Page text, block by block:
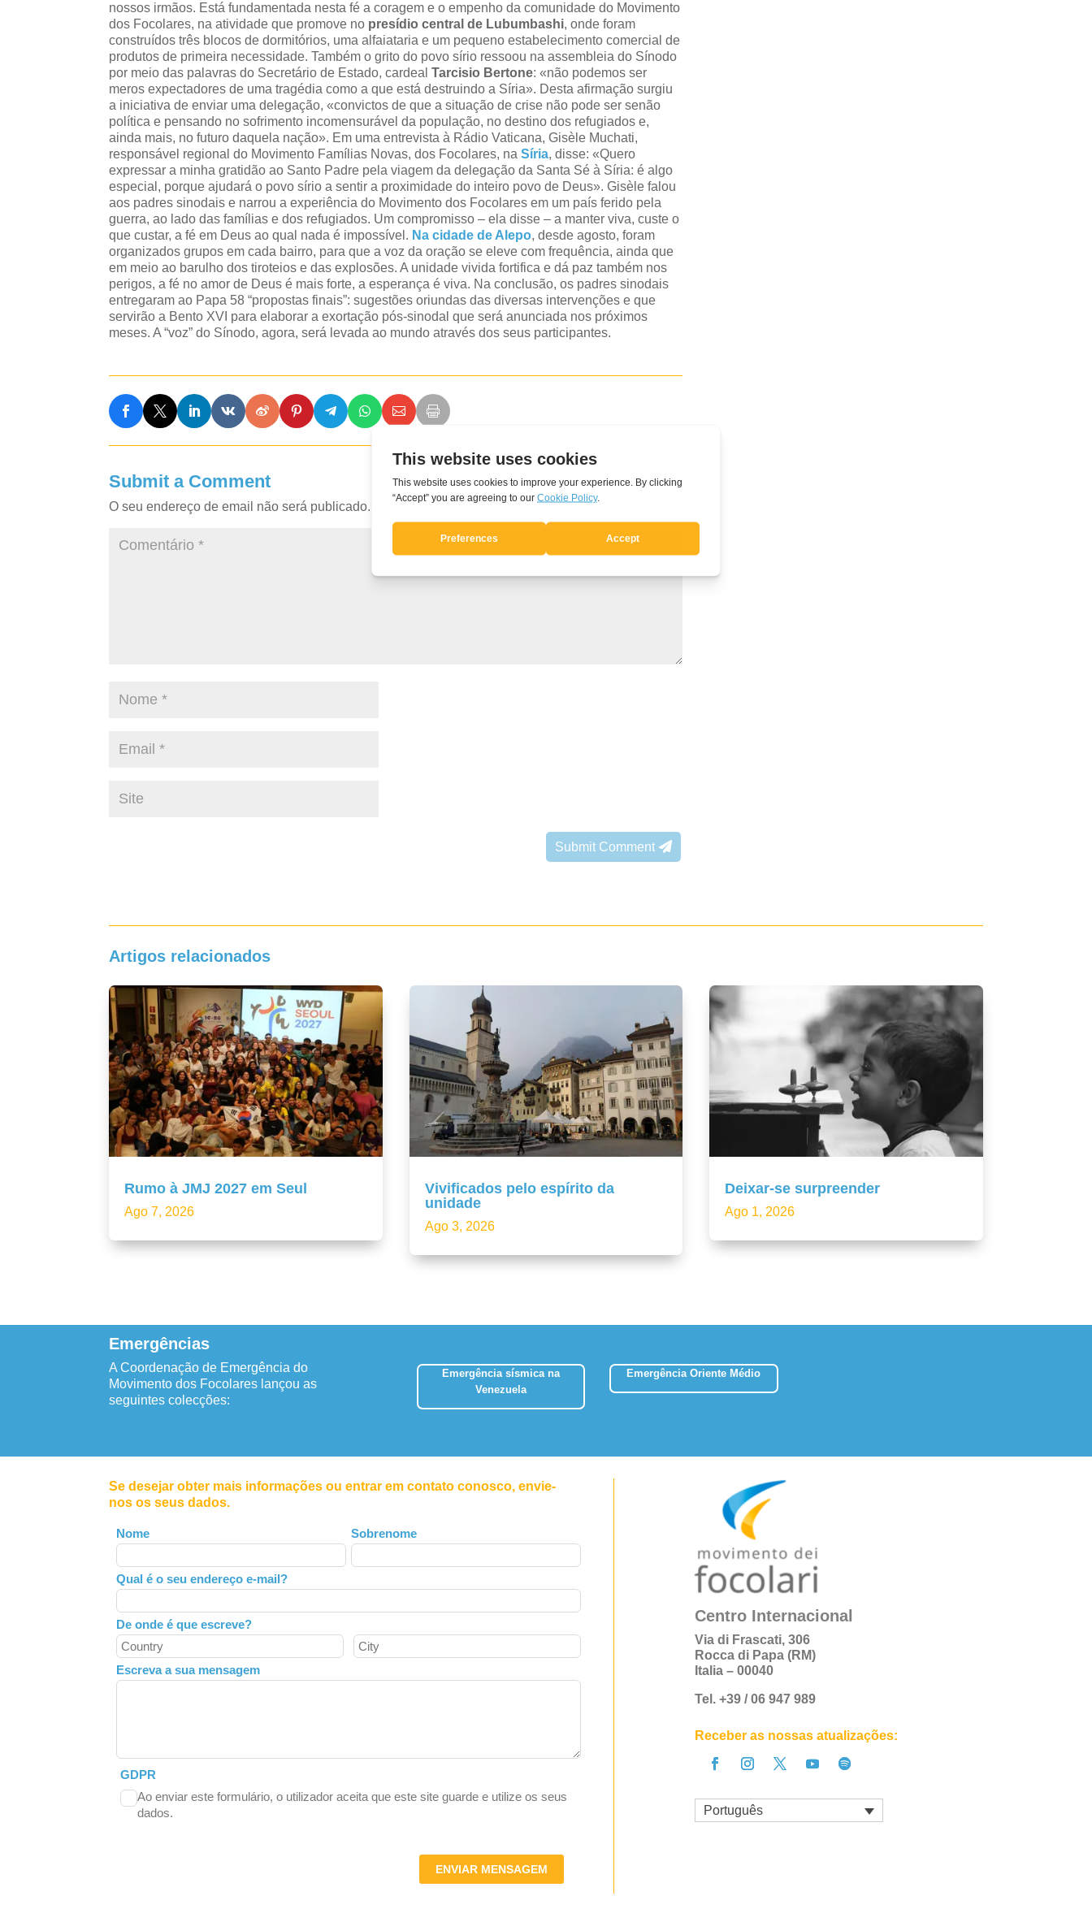
nossos irmãos. Está fundamentada nesta fé a coragem e o empenho da comunidade do Movimento
dos Focolares, na atividade que promove no presídio central de Lubumbashi, onde foram
construídos três blocos de dormitórios, uma alfaiataria e um pequeno estabelecimento comercial de
produtos de primeira necessidade. Também o grito do povo sírio ressoou na assembleia do Sínodo
por meio das palavras do Secretário de Estado, cardeal Tarcisio Bertone: «não podemos ser
meros expectadores de uma tragédia como a que está destruindo a Síria». Desta afirmação surgiu
a iniciativa de enviar uma delegação, «convictos de que a situação de crise não pode ser senão
política e pensando no sofrimento incomensurável da população, no destino dos refugiados e,
ainda mais, no futuro daquela nação». Em uma entrevista à Rádio Vaticana, Gisèle Muchati,
responsável regional do Movimento Famílias Novas, dos Focolares, naSíria, disse: «Quero
expressar a minha gratidão ao Santo Padre pela viagem da delegação da Santa Sé à Síria: é algo
especial, porque ajudará o povo sírio a sentir a proximidade do inteiro povo de Deus». Gisèle falou
aos padres sinodais e narrou a experiência do Movimento dos Focolares em um país ferido pela
guerra, ao lado das famílias e dos refugiados. Um compromisso – ela disse – a manter viva, custe o
que custar, a fé em Deus ao qual nada é impossível. Na cidade de Alepo, desde agosto, foram
organizados grupos em cada bairro, para que a voz da oração se eleve com frequência, ainda que
em meio ao barulho dos tiroteios e das explosões. A unidade vivida fortifica e dá paz também nos
perigos, a fé no amor de Deus é mais forte, a esperança é viva. Na conclusão, os padres sinodais
entregaram ao Papa 58 “propostas finais”: sugestões oriundas das diversas intervenções e que
servirão a Bento XVI para elaborar a exortação pós-sinodal que será anunciada nos próximos
meses. A “voz” do Sínodo, agora, será levada ao mundo através dos seus participantes.
Submit a Comment
O seu endereço de email não será publicado. Campos obrigatórios marcados com*
Submit Comment
Artigos relacionados
Rumo à JMJ 2027 em Seul
Ago 7, 2026
Vivificados pelo espírito da
unidade
Ago 3, 2026
Deixar-se surpreender
Ago 1, 2026
Emergências
A Coordenação de Emergência do
Movimento dos Focolares lançou as
seguintes colecções:
Emergência sísmica na
Venezuela
Emergência Oriente Médio
Se desejar obter mais informações ou entrar em contato conosco, envie-
nos os seus dados.
Leave
this
field
blank
Nome Sobrenome
Qual é o seu endereço e-mail?
De onde é que escreve?
Escreva a sua mensagem
GDPR
Ao enviar este formulário, o utilizador aceita que este site guarde e utilize os seus
dados.
ENVIAR MENSAGEM
Centro Internacional
Via di Frascati, 306
Rocca di Papa (RM)
Italia – 00040
Tel. +39 / 06 947 989
Receber as nossas atualizações:
Português